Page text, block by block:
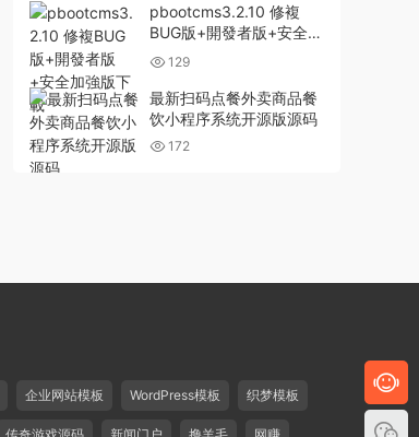
pbootcms3.2.10 修複
BUG版+開發者版+安全加
強版下載
129
最新扫码点餐外卖商品餐
饮小程序系统开源版源码
172
企业网站模板 WordPress模板 织梦模板